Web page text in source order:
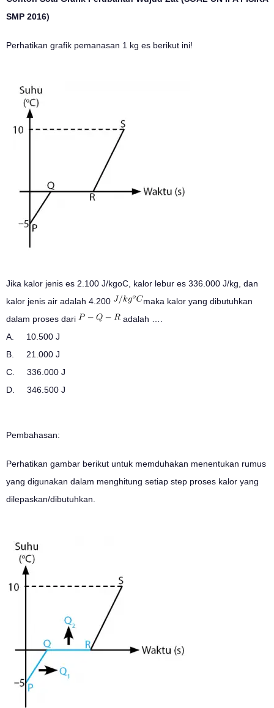
SMP 2016)
Perhatikan grafik pemanasan 1 kg es berikut ini!
Jika kalor jenis es 2.100 J/kgoC, kalor lebur es 336.000 J/kg, dan
kalor jenis air adalah 4.200
maka kalor yang dibutuhkan
dalam proses dari
adalah ….
A. 10.500 J
B. 21.000 J
C. 336.000 J
D. 346.500 J
Pembahasan:
Perhatikan gambar berikut untuk memduhakan menentukan rumus
yang digunakan dalam menghitung setiap step proses kalor yang
dilepaskan/dibutuhkan.